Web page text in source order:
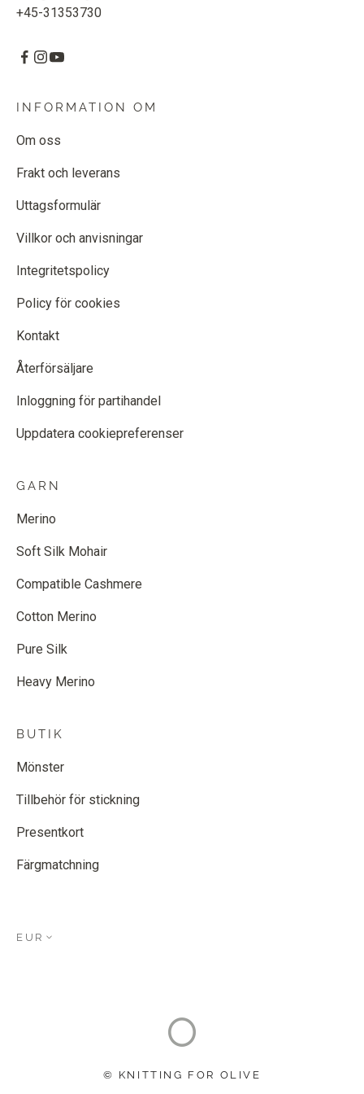
+45-31353730
INFORMATION OM
Om oss
Frakt och leverans
Uttagsformulär
Villkor och anvisningar
Integritetspolicy
Policy för cookies
Kontakt
Återförsäljare
Inloggning för partihandel
Uppdatera cookiepreferenser
GARN
Merino
Soft Silk Mohair
Compatible Cashmere
Cotton Merino
Pure Silk
Heavy Merino
BUTIK
Mönster
Tillbehör för stickning
Presentkort
Färgmatchning
EUR
© KNITTING FOR OLIVE